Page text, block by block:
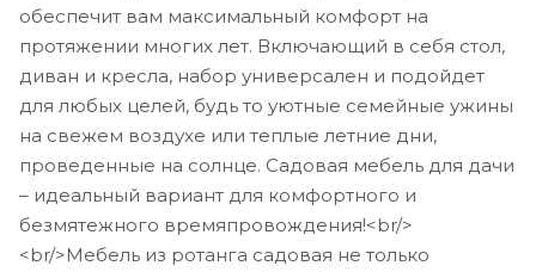
обеспечит вам максимальный комфорт на
протяжении многих лет. Включающий в себя стол,
диван и кресла, набор универсален и подойдет
для любых целей, будь то уютные семейные ужины
на свежем воздухе или теплые летние дни,
проведенные на солнце. Садовая мебель для дачи
– идеальный вариант для комфортного и
безмятежного времяпровождения!<br/>
<br/>Мебель из ротанга садовая не только